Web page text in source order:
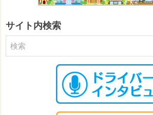
サイト内検索